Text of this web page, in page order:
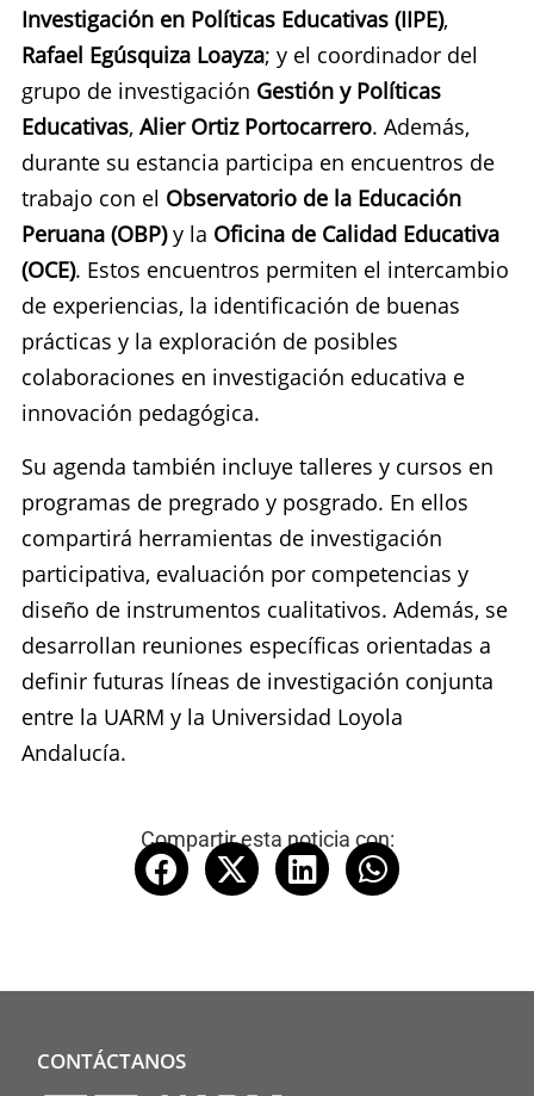
Investigación en Políticas Educativas (IIPE),
Rafael Egúsquiza Loayza; y el coordinador del
grupo de investigación Gestión y Políticas
Educativas, Alier Ortiz Portocarrero. Además,
durante su estancia participa en encuentros de
trabajo con el Observatorio de la Educación
Peruana (OBP)y la Oficina de Calidad Educativa
(OCE). Estos encuentros permiten el intercambio
de experiencias, la identificación de buenas
prácticas y la exploración de posibles
colaboraciones en investigación educativa e
innovación pedagógica.
Su agenda también incluye talleres y cursos en
programas de pregrado y posgrado. En ellos
compartirá herramientas de investigación
participativa, evaluación por competencias y
diseño de instrumentos cualitativos. Además, se
desarrollan reuniones específicas orientadas a
definir futuras líneas de investigación conjunta
entre la UARM y la Universidad Loyola
Andalucía.
Compartir esta noticia con:
CONTÁCTANOS